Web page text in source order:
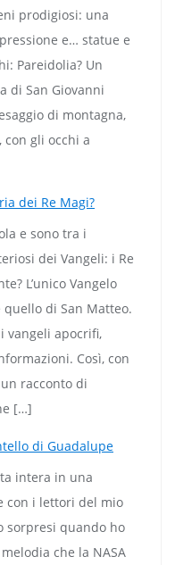
prodigiosi: una
e… statue e
Pareidolia? Un
di San Giovanni
di montagna,
gli occhi a
dei Re Magi?
e sono tra i
dei Vangeli: i Re
L’unico Vangelo
quello di San Matteo.
vangeli apocrifi,
Così, con
racconto di
[…]
di Guadalupe
intera in una
con i lettori del mio
sorpresi quando ho
che la NASA